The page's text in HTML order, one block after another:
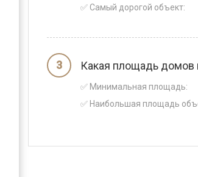
✅ Самый дорогой объект:
Какая площадь
✅ Минимальная площадь:
✅ Наибольшая площадь